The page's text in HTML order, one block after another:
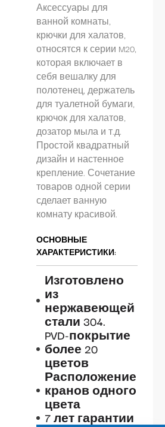
Аксессуары для
ванной комнаты,
крючки для халатов,
относятся к серии M20,
которая включает в
себя вешалку для
полотенец, держатель
для туалетной бумаги,
крючок для халатов,
дозатор мыла и т.д.
Простой квадратный
дизайн и настенное
крепление. Сочетание
товаров одной серии
сделает ванную
комнату красивой.
ОСНОВНЫЕ
ХАРАКТЕРИСТИКИ:
Изготовлено
из
нержавеющей
стали 304.
PVD-покрытие
более 20
цветов
Расположение
кранов одного
цвета
7 лет гарантии